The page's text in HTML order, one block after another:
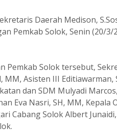
Daerah Medison,
Pemkab Solok, Senin (20/
Pemkab Solok tersebut,
MM, Asisten III Editiawarman,
dan SDM Mulyadi
Eva Nasri, SH, MM, Kepala
Cabang Solok Albert